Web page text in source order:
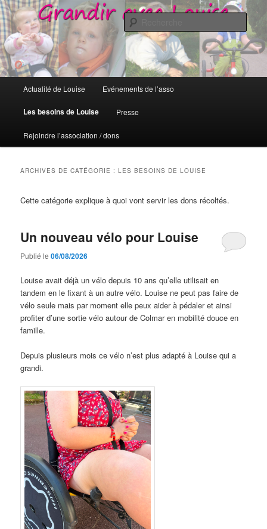
Grandir avec Louise
Grandir avec Louise
principal
Aller
au
contenu
principal
Aller
au
contenu
secondaire
Actualité de Louise Evénements de l’asso
Les besoins de Louise Presse
Rejoindre l’association / dons
ARCHIVES DE CATÉGORIE :LES BESOINS DE LOUISE
Cette catégorie explique à quoi vont servir les dons récoltés.
Un nouveau vélo pour Louise
Publié le06/08/2026
Louise avait déjà un vélo depuis 10 ans qu’elle utilisait en
tandem en le fixant à un autre vélo. Louise ne peut pas faire de
vélo seule mais par moment elle peux aider à pédaler et ainsi
profiter d’une sortie vélo autour de Colmar en mobilité douce en
famille.
Depuis plusieurs mois ce vélo n’est plus adapté à Louise qui a
grandi.